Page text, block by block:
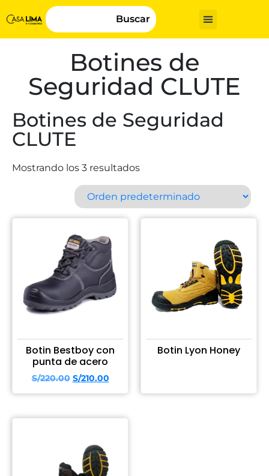
Buscar
Botines de
Seguridad CLUTE
Botines de Seguridad
CLUTE
Mostrando los 3 resultados
Botin Bestboy con
punta de acero
S/220.00 S/210.00
Botin Lyon Honey